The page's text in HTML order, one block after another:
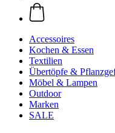
Accessoires
Kochen & Essen
Textilien
Übertöpfe &
Möbel & Lampen
Outdoor
Marken
SALE